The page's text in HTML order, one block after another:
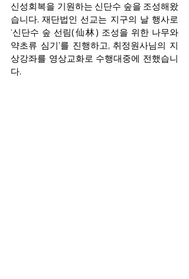
신성회복을 기원하는 신단수 숲을 조성해왔
습니다. 재단법인 선교는 지구의 날 행사로
‘신단수 숲 선림(仙林) 조성을 위한 나무와
약초류 심기’를 진행하고, 취정원사님의 지
상강좌를 영상교화로 수행대중에 전했습니
다.